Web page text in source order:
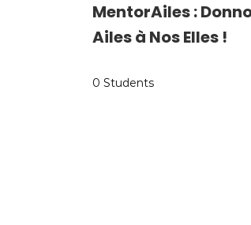
MentorAiles :
Ailes à Nos Elles !
0 Students